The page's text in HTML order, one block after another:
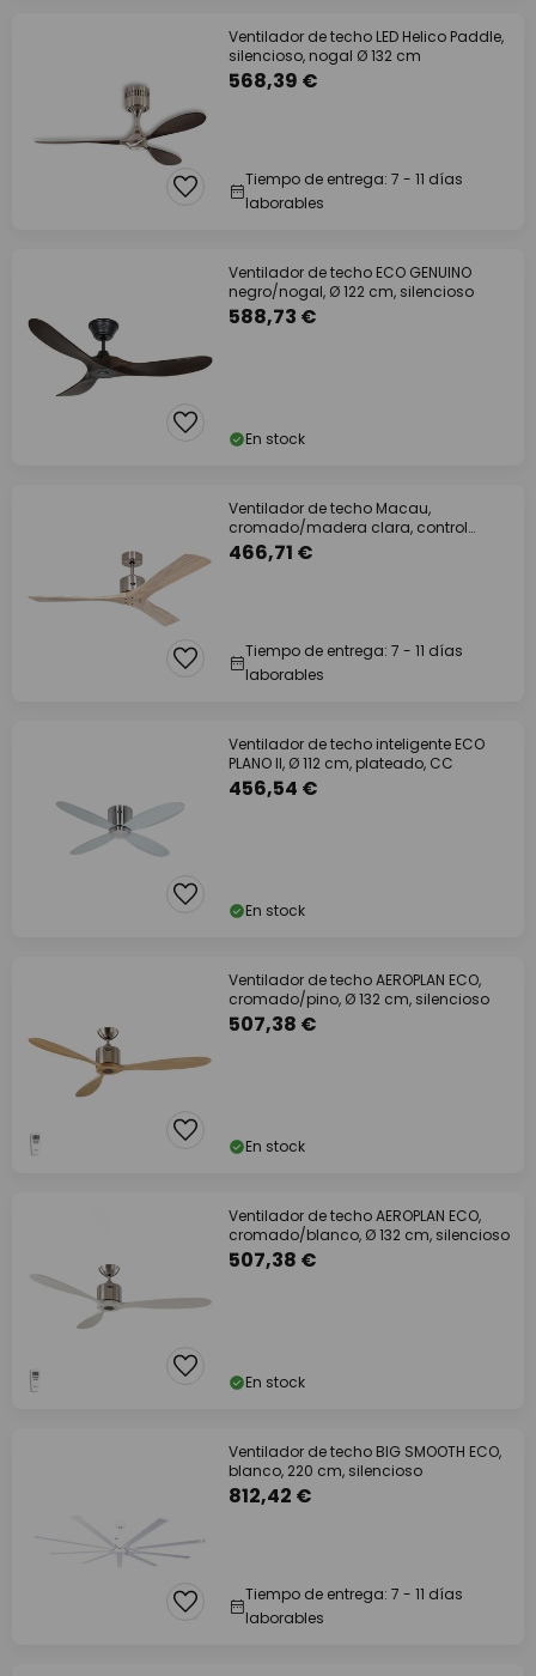
Ventilador de techo LED Helico Paddle,
silencioso, nogal Ø 132 cm
568,39 €
Tiempo de entrega: 7 - 11 días
laborables
Ventilador de techo ECO GENUINO
negro/nogal, Ø 122 cm, silencioso
588,73 €
En stock
Ventilador de techo Macau,
cromado/madera clara, control
remoto
466,71 €
Tiempo de entrega: 7 - 11 días
laborables
Ventilador de techo inteligente ECO
PLANO II, Ø 112 cm, plateado, CC
456,54 €
En stock
Ventilador de techo AEROPLAN ECO,
cromado/pino, Ø 132 cm, silencioso
507,38 €
En stock
Ventilador de techo AEROPLAN ECO,
cromado/blanco, Ø 132 cm, silencioso
507,38 €
En stock
Ventilador de techo BIG SMOOTH ECO,
blanco, 220 cm, silencioso
812,42 €
Tiempo de entrega: 7 - 11 días
laborables